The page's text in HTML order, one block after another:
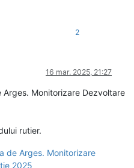
2
16 mar. 2025, 21:27
Monitorizare Dezvoltare
rutier.
de Arges. Monitorizare
2025